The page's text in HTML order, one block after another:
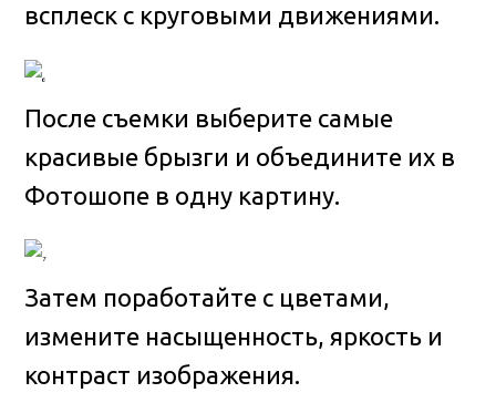
всплеск с круговыми движениями.
После съемки выберите самые
красивые брызги и объедините их в
Фотошопе в одну картину.
Затем поработайте с цветами,
измените насыщенность, яркость и
контраст изображения.